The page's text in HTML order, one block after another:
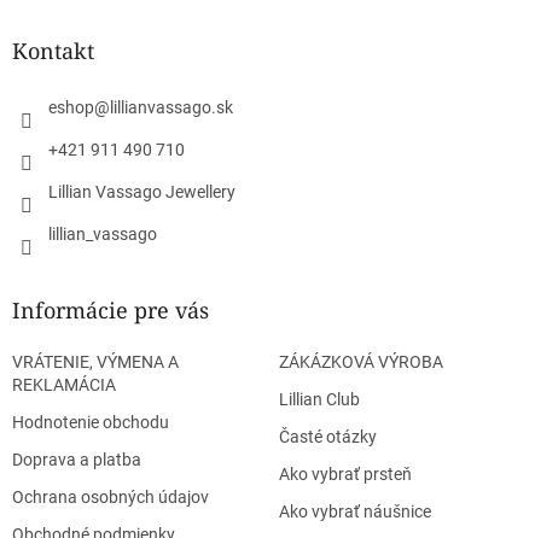
Kontakt
eshop@ lillianvassago.sk
+421 911 490 710
Lillian Vassago Jewellery
lillian_vassago
Informácie pre vás
VRÁTENIE, VÝMENA A
REKLAMÁCIA
Hodnotenie obchodu
Doprava a platba
Ochrana osobných údajov
ZÁKÁZKOVÁ VÝROBA
Lillian Club
Časté otázky
Ako vybrať prsteň
Ako vybrať náušnice